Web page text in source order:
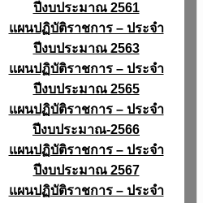
ปีงบประมาณ 2561
แผนปฏิบัติราชการ – ประจำ
ปีงบประมาณ 2563
แผนปฏิบัติราชการ – ประจำ
ปีงบประมาณ 2565
แผนปฏิบัติราชการ – ประจำ
ปีงบประมาณ-2566
แผนปฏิบัติราชการ – ประจำ
ปีงบประมาณ 2567
แผนปฏิบัติราชการ – ประจำ